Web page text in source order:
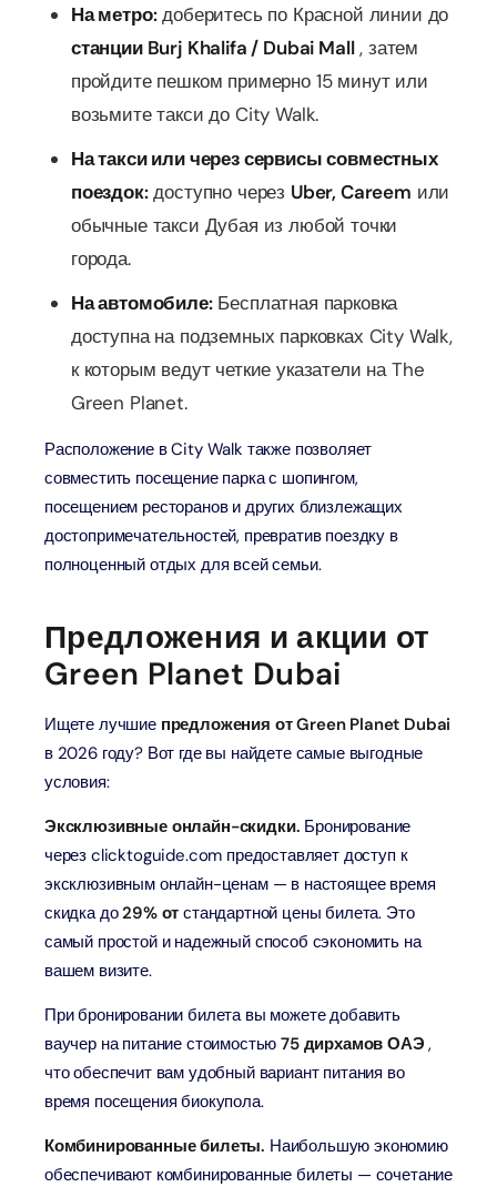
На метро:доберитесь по Красной линии до
станции Burj Khalifa / Dubai Mall, затем
пройдите пешком примерно 15 минут или
возьмите такси до City Walk.
На такси или через сервисы совместных
поездок:доступно через Uber, Careem или
обычные такси Дубая из любой точки
города.
На автомобиле:Бесплатная парковка
доступна на подземных парковках City Walk,
к которым ведут четкие указатели на The
Green Planet.
Расположение в City Walk также позволяет
совместить посещение парка с шопингом,
посещением ресторанов и других близлежащих
достопримечательностей, превратив поездку в
полноценный отдых для всей семьи.
Предложения и акции от
Green Planet Dubai
Ищете лучшие предложения от Green Planet Dubai
в 2026 году? Вот где вы найдете самые выгодные
условия:
Эксклюзивные онлайн-скидки. Бронирование
через clicktoguide.com предоставляет доступ к
эксклюзивным онлайн-ценам — в настоящее время
скидка до29% от стандартной цены билета. Это
самый простой и надежный способ сэкономить на
вашем визите.
При бронировании билета вы можете добавить
ваучер на питание стоимостью75 дирхамов ОАЭ ,
что обеспечит вам удобный вариант питания во
время посещения биокупола.
Комбинированные билеты. Наибольшую экономию
обеспечивают комбинированные билеты — сочетание